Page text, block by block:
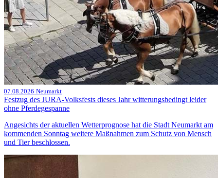
07.08.2026 Neumarkt
Festzug des JURA-Volksfests dieses Jahr witterungsbedingt leider
ohne Pferdegespanne
Angesichts der aktuellen Wetterprognose hat die Stadt Neumarkt am
kommenden Sonntag weitere Maßnahmen zum Schutz von Mensch
und Tier beschlossen.